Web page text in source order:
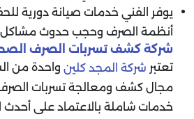
يوفر الفني خدمات صيانة دورية
أنظمة الصرف وحجب حدوث مشاكل
شركة كشف تسربات الصرف
تعتبر شركة المجد كلين واحدة من
مجال كشف ومعالجة تسربات
خدمات شاملة بالاعتماد على أحدث